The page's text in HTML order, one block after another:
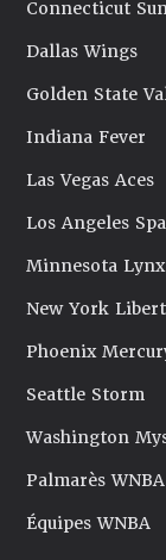
Connecticut
Dallas Wings
Golden State
Indiana Fever
Las Vegas Aces
Los Angeles
Minnesota Lynx
New York
Phoenix
Seattle Storm
Washington
Palmarès WNBA
Équipes WNBA